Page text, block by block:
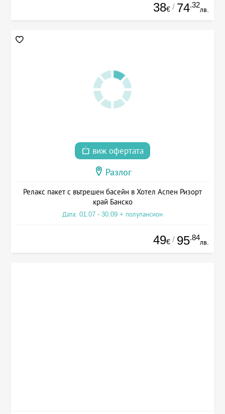
38€ / 74.32
лв.
виж офертата
Разлог
Релакс пакет с вътрешен басейн в Хотел Аспен Ризорт
край Банско
Дата: 01.07 - 30.09 + полупансион
49€ / 95.84
лв.